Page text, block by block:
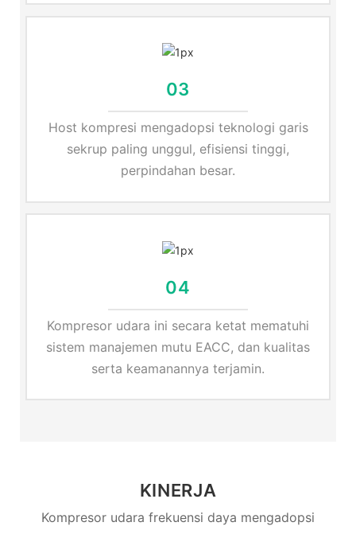
03
Host kompresi mengadopsi teknologi garis
sekrup paling unggul, efisiensi tinggi,
perpindahan besar.
04
Kompresor udara ini secara ketat mematuhi
sistem manajemen mutu EACC, dan kualitas
serta keamanannya terjamin.
KINERJA
Kompresor udara frekuensi daya mengadopsi